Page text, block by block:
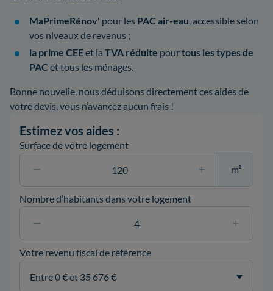
MaPrimeRénov' pour les PAC air-eau, accessible selon
vos niveaux de revenus ;
la prime CEEet la TVA réduite pourtous les types de
PAC et tous les ménages.
Bonne nouvelle, nous déduisons directement ces aides de
votre devis, vous n’avancez aucun frais !
Estimez vos aides :
Surface de votre logement
m²
Nombre d’habitants dans votre logement
Votre revenu fiscal de référence